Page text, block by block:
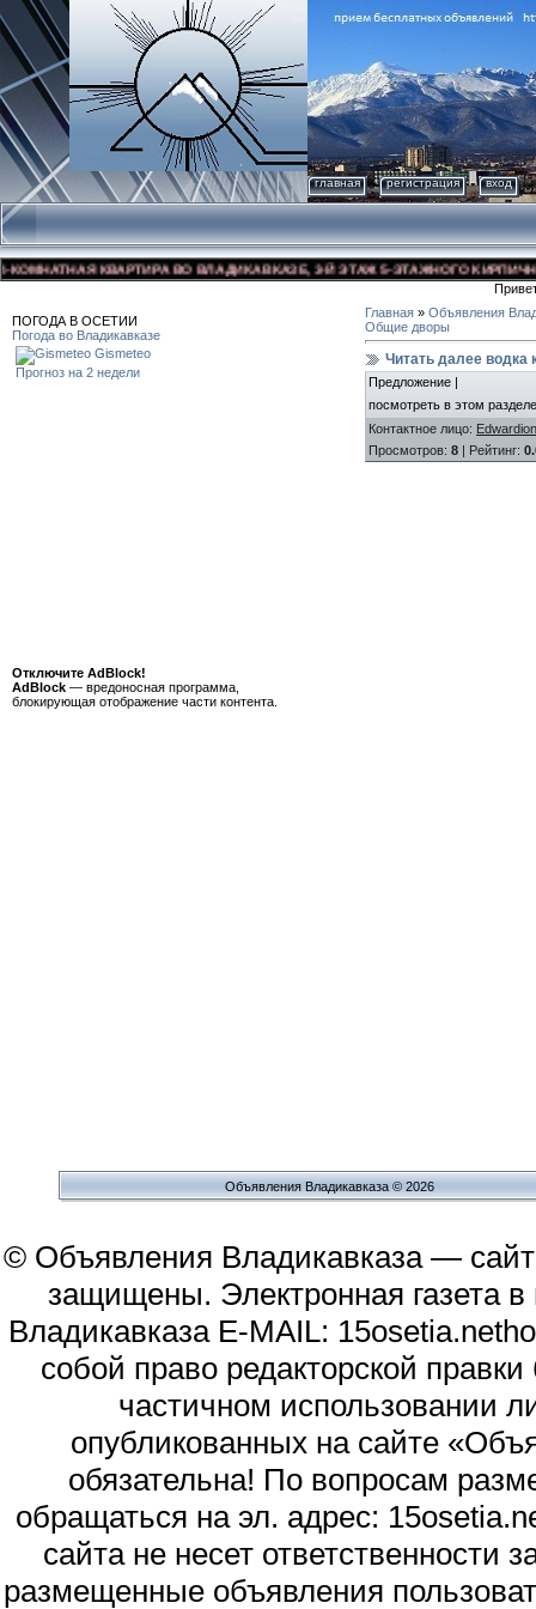
главная регистрация вход
КВАРТИРА ВО ВЛАДИКАВКАЗЕ, 3-Й ЭТАЖ 5-ЭТАЖНОГО
ПОГОДА В ОСЕТИИ
Погода во Владикавказе
Gismeteo
Прогноз на 2 недели
Отключите AdBlock!
AdBlock — вредоносная программа,
блокирующая отображение части контента.
Главная » Объявления
Общие дворы
Читать далее водка
Предложение |
посмотреть в этом
Контактное лицо:
Просмотров: 8 | Рейтинг:
Объявления Владикавказа © 2026
© Объявления Владикавказа —
защищены. Электронная газета
Владикавказа E-MAIL:
собой право редакторской
частичном использовании
опубликованных на сайте
обязательна! По вопросам
обращаться на эл. адрес:
сайта не несет
размещенные объявления